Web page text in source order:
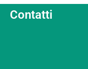
Contatti